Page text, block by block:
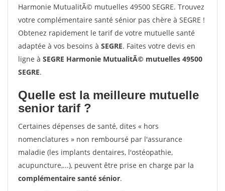
Harmonie MutualitÃ© mutuelles 49500 SEGRE. Trouvez
votre complémentaire santé sénior pas chère à SEGRE !
Obtenez rapidement le tarif de votre mutuelle santé
adaptée à vos besoins à SEGRE. Faites votre devis en
ligne à SEGRE Harmonie MutualitÃ© mutuelles 49500
SEGRE.
Quelle est la meilleure mutuelle
senior tarif ?
Certaines dépenses de santé, dites « hors
nomenclatures » non remboursé par l'assurance
maladie (les implants dentaires, l'ostéopathie,
acupuncture,...), peuvent être prise en charge par la
complémentaire santé sénior.